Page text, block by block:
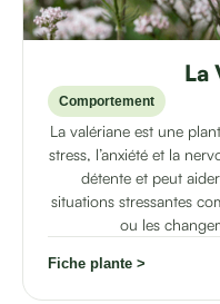
La
Comportement
La valériane est une
stress, l’anxiété et la
détente et peut
situations stressantes
ou les
Fiche plante >